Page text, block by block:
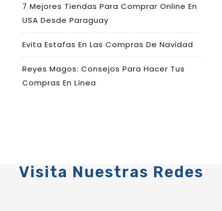
7 Mejores Tiendas Para Comprar Online En
USA Desde Paraguay
Evita Estafas En Las Compras De Navidad
Reyes Magos: Consejos Para Hacer Tus
Compras En Línea
Visita Nuestras Redes